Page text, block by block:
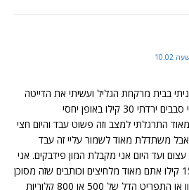
בבית מרקחת הגליל ועשיתי את הדייטה
של 800 ל1000 קלוריות בשני סבבים ירדתי 30 קילו באופן יחסי
התרגלתי למצב וזה פשוט עבד והיום חצי
משתדלת מאוד לשמור עליי זה עבד
ועד היום אני מקבלת המון פידבקים. אני
מאוד אשמח להוריד עוד איזה15 קילו אתם מאוד מלחיצים וכותבים שזה מסוכן
השאלה היא מה מסוכן ההורמון או התפריט הדל של 500 או 800 קלוריות